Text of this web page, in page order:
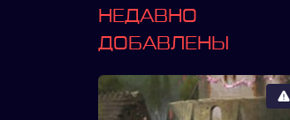
НЕДАВНО
ДОБАВЛЕНЫ